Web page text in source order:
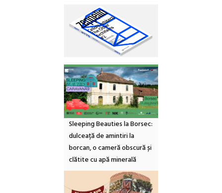
Sleeping Beauties la Borsec:
dulceață de amintiri la
borcan, o cameră obscură și
clătite cu apă minerală